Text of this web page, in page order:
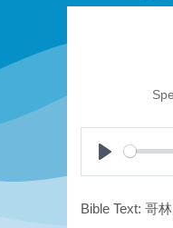
Play
Bible Text: 哥